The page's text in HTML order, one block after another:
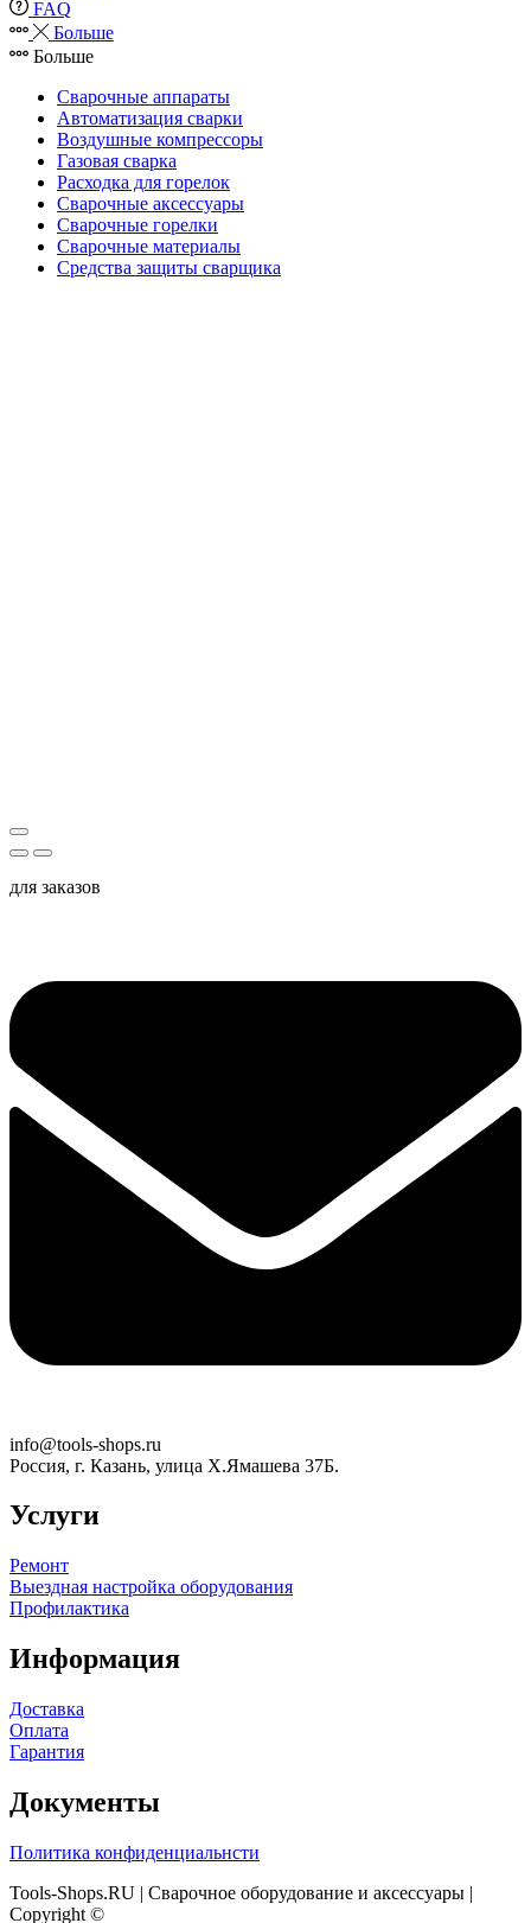
FAQ
Больше
Больше
Сварочные аппараты
Автоматизация сварки
Воздушные компрессоры
Газовая сварка
Расходка для горелок
Сварочные аксессуары
Сварочные горелки
Сварочные материалы
Средства защиты сварщика
для заказов
info@tools-shops.ru
Россия, г. Казань, улица Х.Ямашева 37Б.
Услуги
Ремонт
Выездная настройка оборудования
Профилактика
Информация
Доставка
Оплата
Гарантия
Документы
Политика конфиденциальнсти
Tools-Shops.RU | Сварочное оборудование и аксессуары |
Copyright ©